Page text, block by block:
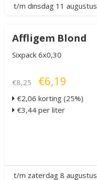
t/m dinsdag 11 augustus
Affligem Blond
Sixpack 6x0,30
€8,25 €6,19
€2,06 korting (25%)
€3,44 per liter
t/m zaterdag 8 augustus